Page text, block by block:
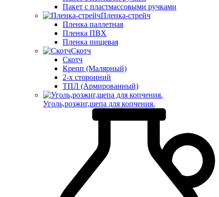
Пакет с пластмассовыми ручками
Пленка-стрейч
Пленка паллетная
Пленка ПВХ
Пленка пищевая
Скотч
Скотч
Крепп (Малярный)
2-х сторонний
ТПЛ (Армированный)
Уголь,розжиг,щепа для копчения.